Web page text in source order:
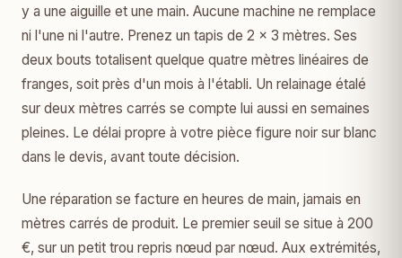
y a une aiguille et une main. Aucune machine ne remplace
ni l'une ni l'autre. Prenez un tapis de 2 × 3 mètres. Ses
deux bouts totalisent quelque quatre mètres linéaires de
franges, soit près d'un mois à l'établi. Un relainage étalé
sur deux mètres carrés se compte lui aussi en semaines
pleines. Le délai propre à votre pièce figure noir sur blanc
dans le devis, avant toute décision.
Une réparation se facture en heures de main, jamais en
mètres carrés de produit. Le premier seuil se situe à 200
€, sur un petit trou repris nœud par nœud. Aux extrémités,